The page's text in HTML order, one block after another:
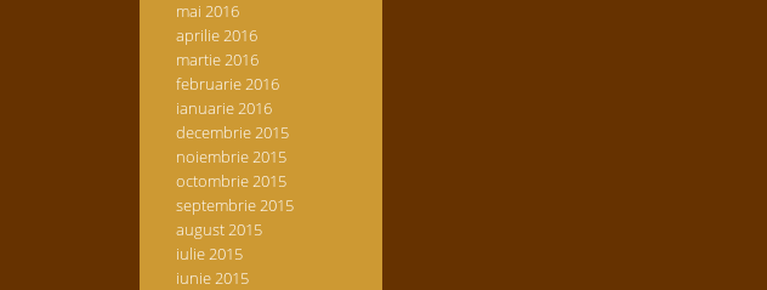
mai 2016
aprilie 2016
martie 2016
februarie 2016
ianuarie 2016
decembrie 2015
noiembrie 2015
octombrie 2015
septembrie 2015
august 2015
iulie 2015
iunie 2015